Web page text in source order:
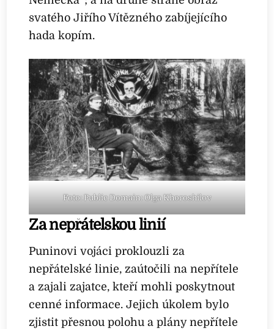
svatého Jiřího Vítězného zabíjejícího
hada kopím.
Foto: Public Domain: Olga Khoroshilov
Za nepřátelskou linií
Puninovi vojáci proklouzli za
nepřátelské linie, zaútočili na nepřítele
a zajali zajatce, kteří mohli poskytnout
cenné informace. Jejich úkolem bylo
zjistit přesnou polohu a plány nepřítele